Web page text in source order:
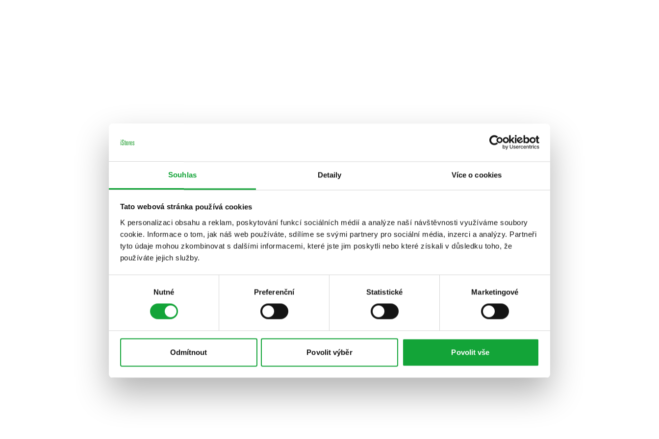
Souhlas Detaily Více o cookies
Tato webová stránka používá cookies
K personalizaci obsahu a reklam, poskytování funkcí sociálních médií a analýze naší návštěvnosti využíváme soubory
cookie. Informace o tom, jak náš web používáte, sdílíme se svými partnery pro sociální média, inzerci a analýzy. Partneři
tyto údaje mohou zkombinovat s dalšími informacemi, které jste jim poskytli nebo které získali v důsledku toho, že
používáte jejich služby.
Nutné Preferenční Statistické Marketingové
Odmítnout Povolit výběr Povolit vše